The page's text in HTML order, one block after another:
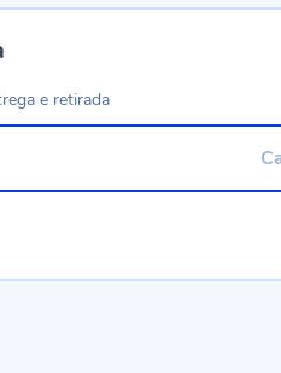
e retirada